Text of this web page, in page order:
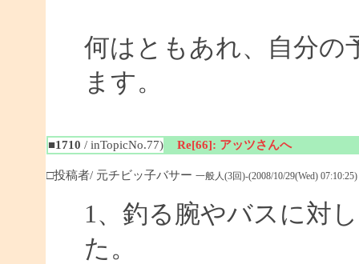
何はともあれ、自分の
ます。
■1710 / inTopicNo.77) Re[66]: アッツさんへ
□投稿者/ 元チビッ子バサー 一般人(3回)-(2008/10/29(Wed) 07:10:25)
1、釣る腕やバスに対
た。